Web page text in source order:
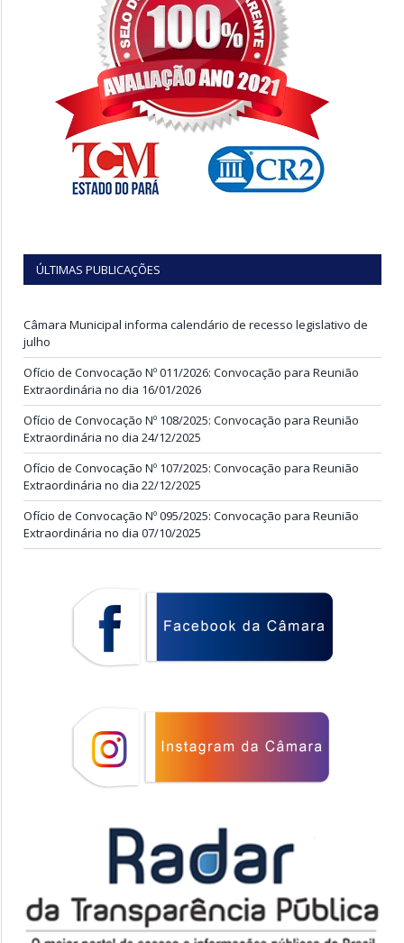
ÚLTIMAS PUBLICAÇÕES
Câmara Municipal informa calendário de recesso legislativo de
julho
Ofício de Convocação Nº 011/2026: Convocação para Reunião
Extraordinária no dia 16/01/2026
Ofício de Convocação Nº 108/2025: Convocação para Reunião
Extraordinária no dia 24/12/2025
Ofício de Convocação Nº 107/2025: Convocação para Reunião
Extraordinária no dia 22/12/2025
Ofício de Convocação Nº 095/2025: Convocação para Reunião
Extraordinária no dia 07/10/2025